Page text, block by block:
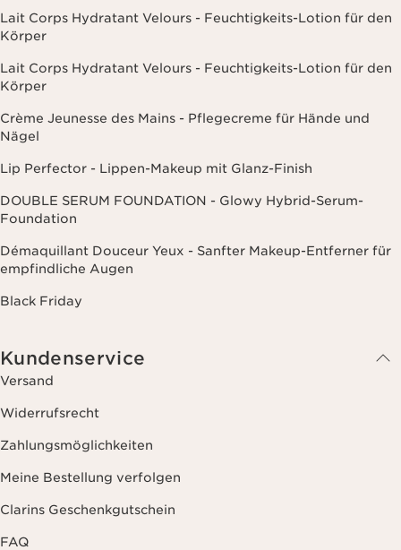
Lait Corps Hydratant Velours - Feuchtigkeits-Lotion für den
Körper
Lait Corps Hydratant Velours - Feuchtigkeits-Lotion für den
Körper
Crème Jeunesse des Mains - Pflegecreme für Hände und
Nägel
Lip Perfector - Lippen-Makeup mit Glanz-Finish
DOUBLE SERUM FOUNDATION - Glowy Hybrid-Serum-
Foundation
Démaquillant Douceur Yeux - Sanfter Makeup-Entferner für
empfindliche Augen
Black Friday
Kundenservice
Versand
Widerrufsrecht
Zahlungsmöglichkeiten
Meine Bestellung verfolgen
Clarins Geschenkgutschein
FAQ